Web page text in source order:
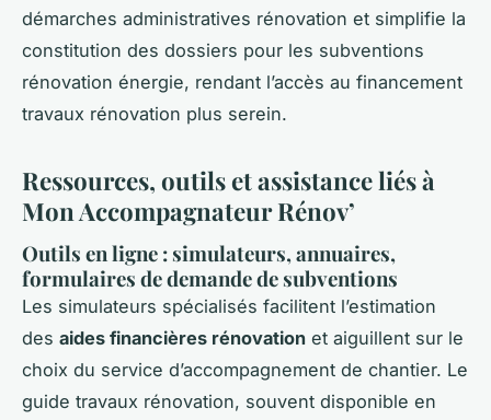
démarches administratives rénovation et simplifie la
constitution des dossiers pour les subventions
rénovation énergie, rendant l’accès au financement
travaux rénovation plus serein.
Ressources, outils et assistance liés à
Mon Accompagnateur Rénov’
Outils en ligne : simulateurs, annuaires,
formulaires de demande de subventions
Les simulateurs spécialisés facilitent l’estimation
des aides financières rénovation et aiguillent sur le
choix du service d’accompagnement de chantier. Le
guide travaux rénovation, souvent disponible en